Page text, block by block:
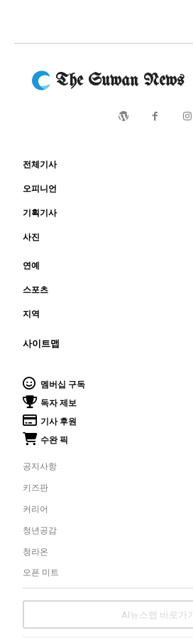
The Suwan News
전체기사
오피니언
기획기사
사진
연예
스포츠
지역
사이트맵
멤버십 구독
독자 제보
기사 후원
수완 픽
공지사항
키즈판
커리어
청년공감
청라온
오픈 미트
AI뉴스랩 바로가기